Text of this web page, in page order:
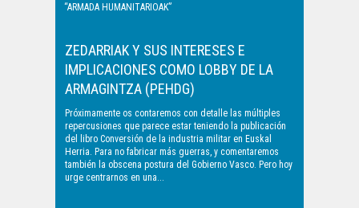
“ARMADA HUMANITARIOAK”
HUMANITARIOS"
ZEDARRIAK Y SUS INTERESES E
IMPLICACIONES COMO LOBBY DE LA
ARMAGINTZA (PEHDG)
Próximamente os contaremos con detalle las múltiples
repercusiones que parece estar teniendo la publicación
del libro Conversión de la industria militar en Euskal
Herria. Para no fabricar más guerras, y comentaremos
también la obscena postura del Gobierno Vasco. Pero hoy
urge centrarnos en una...